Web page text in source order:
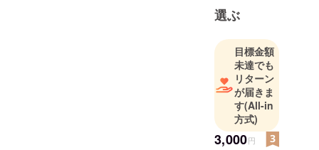
選ぶ
目標金額
未達でも
リターン
が届きま
す(All-in
方式)
3,000円